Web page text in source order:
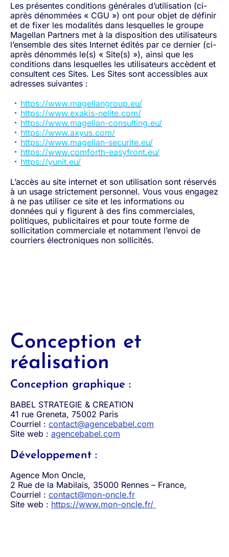
Les présentes conditions générales d’utilisation (ci-
après dénommées « CGU ») ont pour objet de définir
et de fixer les modalités dans lesquelles le groupe
Magellan Partners met à la disposition des utilisateurs
l’ensemble des sites Internet édités par ce dernier (ci-
après dénommés le(s) « Site(s) »), ainsi que les
conditions dans lesquelles les utilisateurs accèdent et
consultent ces Sites. Les Sites sont accessibles aux
adresses suivantes :
https://www.magellangroup.eu/
https://www.exakis-nelite.com/
https://www.magellan-consulting.eu/
https://www.axyus.com/
https://www.magellan-securite.eu/
https://www.comforth-easyfront.eu/
https://yunit.eu/
L’accès au site internet et son utilisation sont réservés
à un usage strictement personnel. Vous vous engagez
à ne pas utiliser ce site et les informations ou
données qui y figurent à des fins commerciales,
politiques, publicitaires et pour toute forme de
sollicitation commerciale et notamment l’envoi de
courriers électroniques non sollicités.
Conception et
réalisation
Conception graphique :
BABEL STRATEGIE & CREATION
41 rue Greneta, 75002 Paris
Courriel : contact@agencebabel.com
Site web : agencebabel.com
Développement :
Agence Mon Oncle,
2 Rue de la Mabilais, 35000 Rennes – France,
Courriel : contact@mon-oncle.fr
Site web : https://www.mon-oncle.fr/